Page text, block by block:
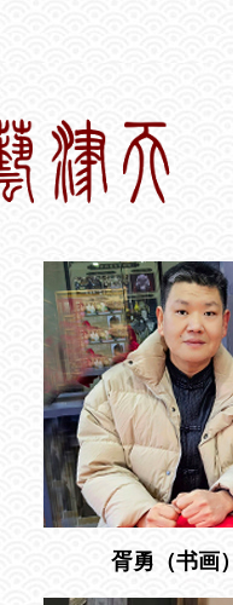
胥勇 （书画